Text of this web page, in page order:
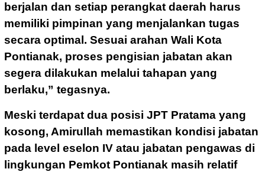
berjalan dan setiap perangkat daerah harus
memiliki pimpinan yang menjalankan tugas
secara optimal. Sesuai arahan Wali Kota
Pontianak, proses pengisian jabatan akan
segera dilakukan melalui tahapan yang
berlaku,” tegasnya.
Meski terdapat dua posisi JPT Pratama yang
kosong, Amirullah memastikan kondisi jabatan
pada level eselon IV atau jabatan pengawas di
lingkungan Pemkot Pontianak masih relatif